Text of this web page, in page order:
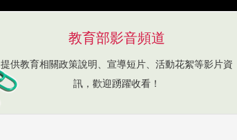
教育部影音頻道
提供教育相關政策說明、宣導短片、活動花絮等影片資
訊，歡迎踴躍收看！